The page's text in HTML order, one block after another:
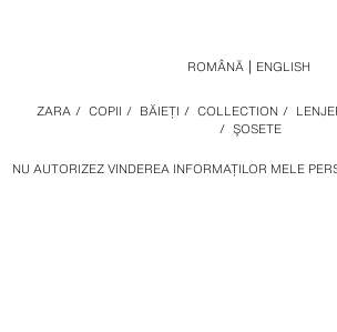
NU AUTORIZEZ VINDEREA INFORMAȚILOR MELE
ZARA / COPII / BĂIEȚI / COLLECTION /
/ ŞOSETE
ROMÂNĂ ENGLISH